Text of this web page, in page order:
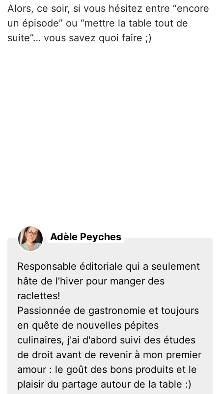
Alors, ce soir, si vous hésitez entre “encore
un épisode” ou “mettre la table tout de
suite”… vous savez quoi faire ;)
Adèle Peyches
Responsable éditoriale qui a seulement
hâte de l’hiver pour manger des
raclettes!
Passionnée de gastronomie et toujours
en quête de nouvelles pépites
culinaires, j'ai d'abord suivi des études
de droit avant de revenir à mon premier
amour : le goût des bons produits et le
plaisir du partage autour de la table :)